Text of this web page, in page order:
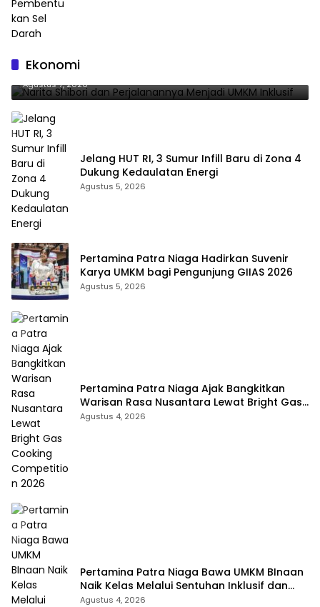
Ekonomi
Narita Shibori dan Perjalanannya Menjadi UMKM
Inklusif
Agustus 7, 2026
Jelang HUT RI, 3 Sumur Infill Baru di Zona 4
Dukung Kedaulatan Energi
Agustus 5, 2026
Pertamina Patra Niaga Hadirkan Suvenir
Karya UMKM bagi Pengunjung GIIAS 2026
Agustus 5, 2026
Pertamina Patra Niaga Ajak Bangkitkan
Warisan Rasa Nusantara Lewat Bright Gas
Cooking Competition 2026
Agustus 4, 2026
Pertamina Patra Niaga Bawa UMKM BInaan
Naik Kelas Melalui Sentuhan Inklusif dan
Strategi Storytelling
Agustus 4, 2026